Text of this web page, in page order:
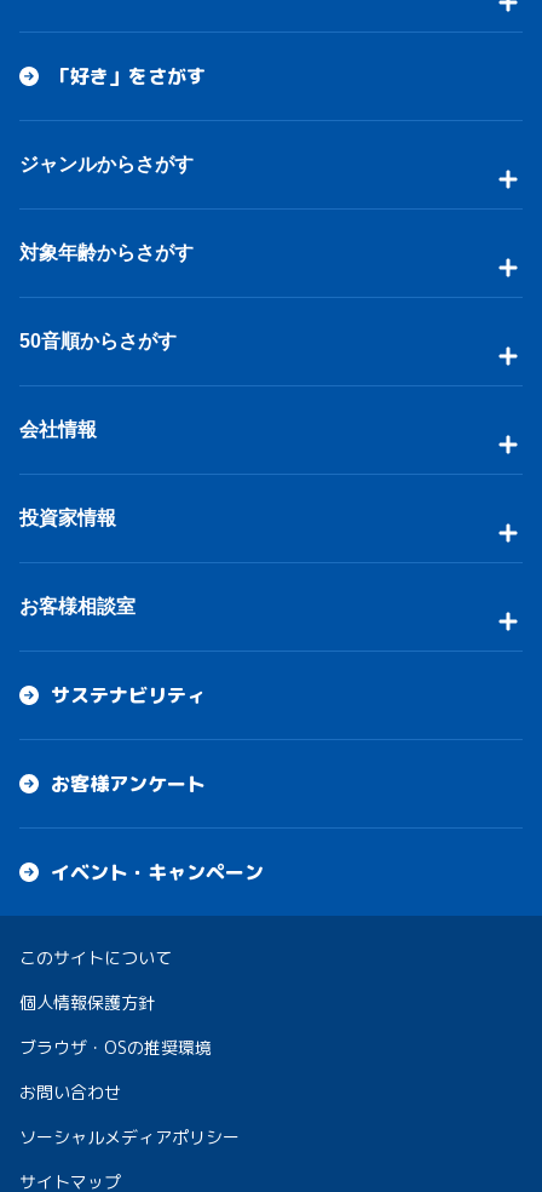
「好き」をさがす
ジャンルからさがす
対象年齢からさがす
50音順からさがす
会社情報
投資家情報
お客様相談室
サステナビリティ
お客様アンケート
イベント・キャンペーン
このサイトについて
個人情報保護方針
ブラウザ・OSの推奨環境
お問い合わせ
ソーシャルメディアポリシー
サイトマップ